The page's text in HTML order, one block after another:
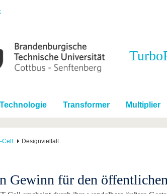
Forschung
Förderung
Studium
Im Studium
Technologie Transformer Multiplier
Cell Designvielfalt
Gewinn für den